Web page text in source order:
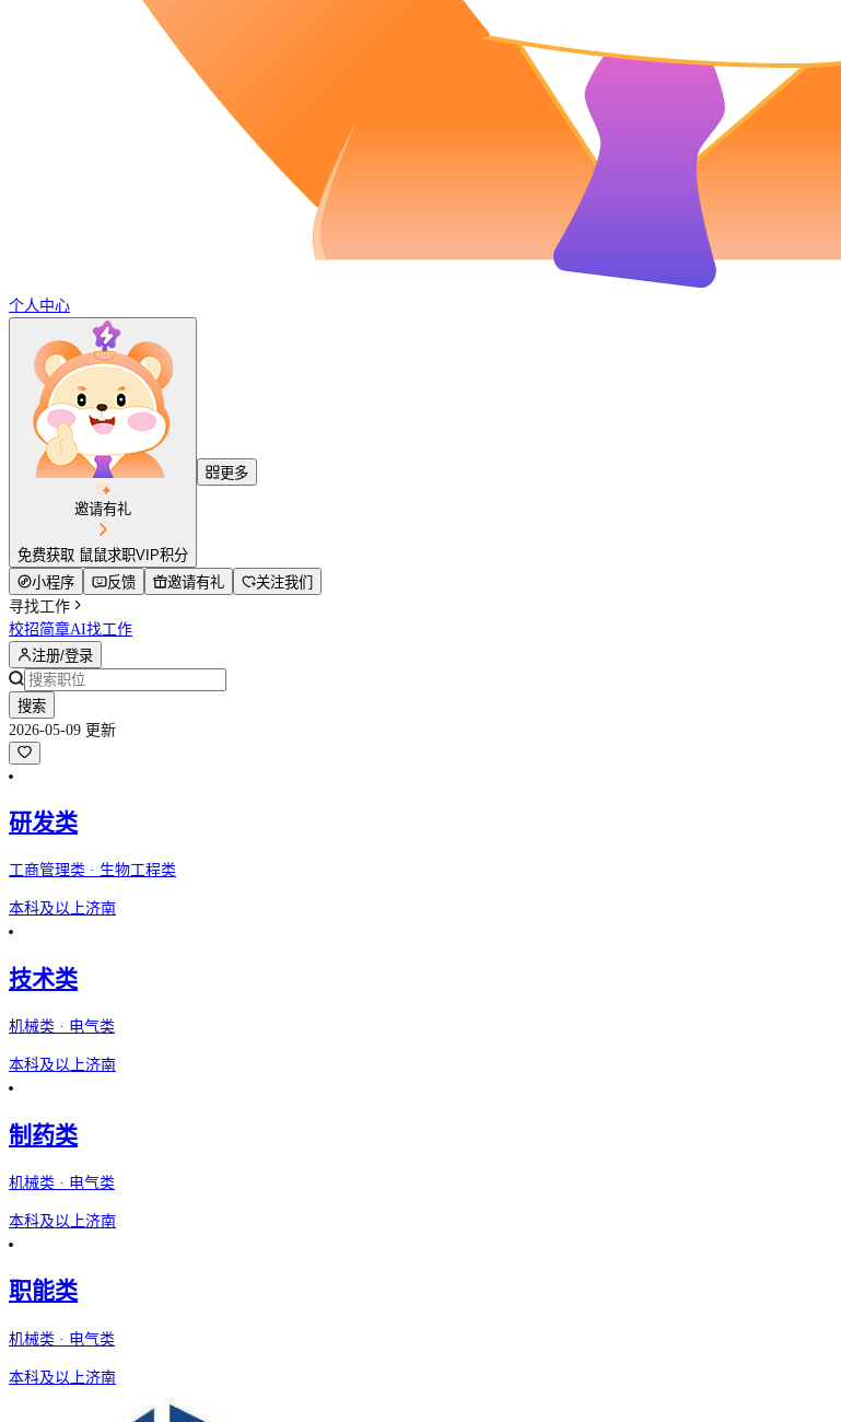
个人中心
邀请有礼
免费获取 鼠鼠求职VIP积分
更多
小程序 反馈 邀请有礼
关注我们
寻找工作
校招简章AI找工作
注册/登录
搜索
2026-05-09 更新
研发类
工商管理类 · 生物工程类
本科及以上济南
技术类
机械类 · 电气类
本科及以上济南
制药类
机械类 · 电气类
本科及以上济南
职能类
机械类 · 电气类
本科及以上济南